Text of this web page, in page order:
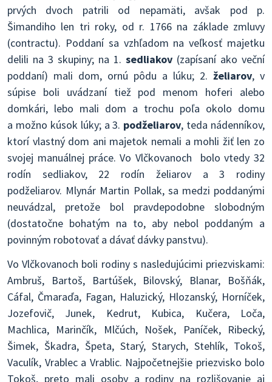
prvých dvoch patrili od nepamäti, avšak pod p.
Šimandiho len tri roky, od r. 1766 na základe zmluvy
(contractu). Poddaní sa vzhľadom na veľkosť majetku
delili na 3 skupiny; na 1. sedliakov (zapísaní ako veční
poddaní) mali dom, ornú pôdu a lúku; 2. želiarov, v
súpise boli uvádzaní tiež pod menom hoferi alebo
domkári, lebo mali dom a trochu poľa okolo domu
a možno kúsok lúky; a 3. podželiarov, teda nádenníkov,
ktorí vlastný dom ani majetok nemali a mohli žiť len zo
svojej manuálnej práce. Vo Vlčkovanoch bolo vtedy 32
rodín sedliakov, 22 rodín želiarov a 3 rodiny
podželiarov. Mlynár Martin Pollak, sa medzi poddanými
neuvádzal, pretože bol pravdepodobne slobodným
(dostatočne bohatým na to, aby nebol poddaným a
povinným robotovať a dávať dávky panstvu).
Vo Vlčkovanoch boli rodiny s nasledujúcimi priezviskami:
Ambruš, Bartoš, Bartúšek, Bilovský, Blanar, Bošňák,
Cáfal, Čmaraďa, Fagan, Haluzický, Hlozanský, Horníček,
Jozefovič, Junek, Kedrut, Kubica, Kučera, Loča,
Machlica, Marinčík, Mlčúch, Nošek, Paníček, Ribecký,
Šimek, Škadra, Špeta, Starý, Starych, Stehlík, Tokoš,
Vaculík, Vrablec a Vrablic. Najpočetnejšie priezvisko bolo
Tokoš, preto mali osoby a rodiny na rozlišovanie aj